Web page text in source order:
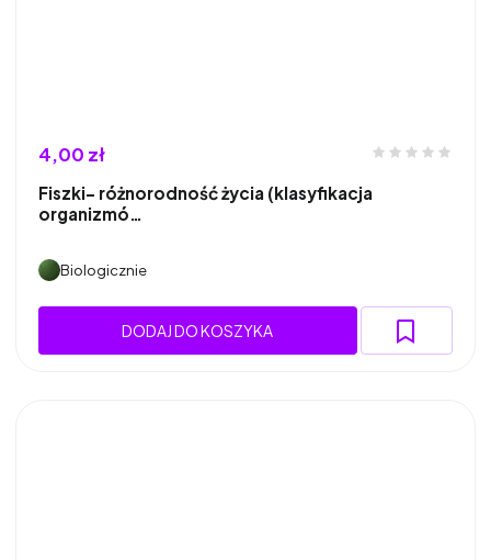
4,00 zł
Fiszki- różnorodność życia (klasyfikacja
organizmó…
Biologicznie
DODAJ DO KOSZYKA